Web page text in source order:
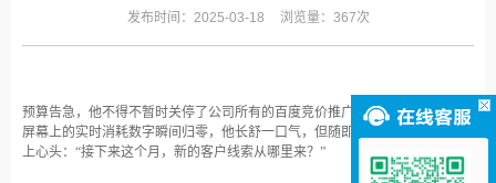
发布时间：2025-03-18 浏览量：367次
预算告急，他不得不暂时关停了公司所有的百度竞价推广。
屏幕上的实时消耗数字瞬间归零，他长舒一口气，但随即，一种更深的焦虑涌
上心头：“接下来这个月，新的客户线索从哪里来？”